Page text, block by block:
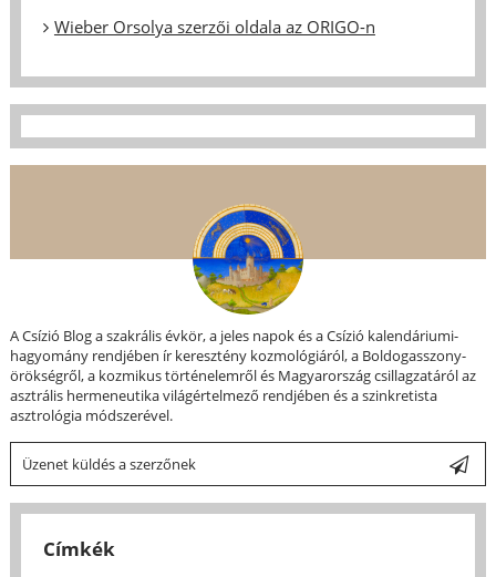
Wieber Orsolya szerzői oldala az ORIGO-n
A Csízió Blog a szakrális évkör, a jeles napok és a Csízió kalendáriumi-
hagyomány rendjében ír keresztény kozmológiáról, a Boldogasszony-
örökségről, a kozmikus történelemről és Magyarország csillagzatáról az
asztrális hermeneutika világértelmező rendjében és a szinkretista
asztrológia módszerével.
Üzenet küldés a szerzőnek
Címkék